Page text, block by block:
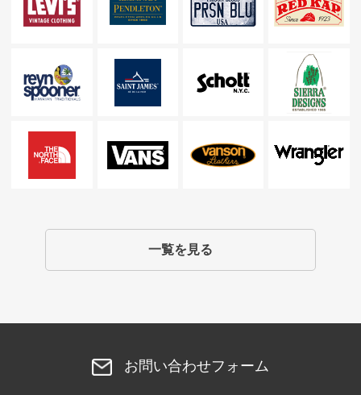
一覧を見る
お問い合わせフォーム